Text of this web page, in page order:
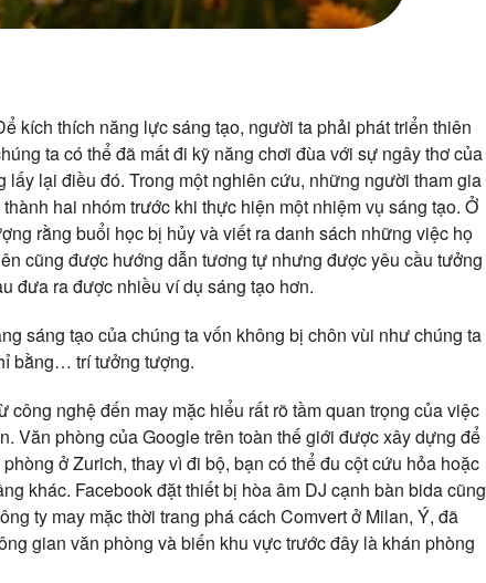
kích thích năng lực sáng tạo, người ta phải phát triển thiên
ta có thể đã mất đi kỹ năng chơi đùa với sự ngây thơ của
lấy lại điều đó. Trong một nghiên cứu, những người tham gia
hai nhóm trước khi thực hiện một nhiệm vụ sáng tạo. Ở
rằng buổi học bị hủy và viết ra danh sách những việc họ
cũng được hướng dẫn tương tự nhưng được yêu cầu tưởng
đưa ra được nhiều ví dụ sáng tạo hơn.
sáng tạo của chúng ta vốn không bị chôn vùi như chúng ta
bằng… trí tưởng tượng.
nghệ đến may mặc hiểu rất rõ tầm quan trọng của việc
Văn phòng của Google trên toàn thế giới được xây dựng để
ở Zurich, thay vì đi bộ, bạn có thể đu cột cứu hỏa hoặc
khác. Facebook đặt thiết bị hòa âm DJ cạnh bàn bida cũng
ty may mặc thời trang phá cách Comvert ở Milan, Ý, đã
gian văn phòng và biến khu vực trước đây là khán phòng